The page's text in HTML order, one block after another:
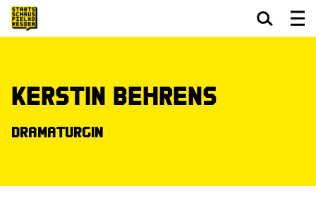
Kerstin Behrens
Dramaturgin